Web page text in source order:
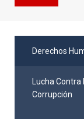
Derechos
Lucha Contra
Corrupción